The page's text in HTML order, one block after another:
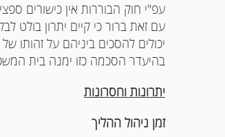
עפ"י חוק הבוררות אין כישורים
עם זאת ברור כי קיים יתרון
יכולים להסכים ביניהם על זהותו
בהיעדר הסכמה כזו ימנה בית
יתרונות וחסרונות
זמן ניהול ההליך